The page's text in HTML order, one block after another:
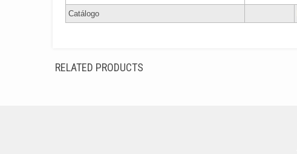
Catálogo
RELATED PRODUCTS